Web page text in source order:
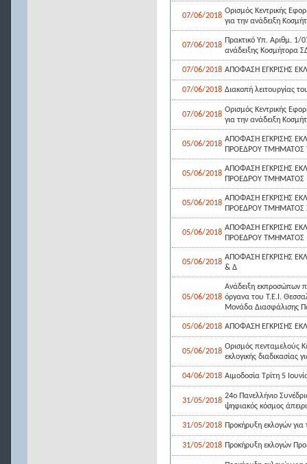
07/06/2018
Ορισμός Κεντρικής
για την ανάδειξη
07/06/2018
Πρακτικό Υπ. Αριθμ. 1/
ανάδειξης Κοσμήτορα
07/06/2018 ΑΠΟΦΑΣΗ ΕΓΚΡΙΣΗΣ
07/06/2018 Διακοπή λειτουργίας
07/06/2018
Ορισμός Κεντρικής
για την ανάδειξη
05/06/2018
ΑΠΟΦΑΣΗ ΕΓΚΡΙΣΗΣ
ΠΡΟΕΔΡΟΥ ΤΜΗΜΑΤΟΣ
05/06/2018
ΑΠΟΦΑΣΗ ΕΓΚΡΙΣΗΣ
ΠΡΟΕΔΡΟΥ
05/06/2018
ΑΠΟΦΑΣΗ ΕΓΚΡΙΣΗΣ
ΠΡΟΕΔΡΟΥ ΤΜΗΜΑΤΟΣ
05/06/2018
ΑΠΟΦΑΣΗ ΕΓΚΡΙΣΗΣ
ΠΡΟΕΔΡΟΥ ΤΜΗΜΑΤΟΣ
05/06/2018
ΑΠΟΦΑΣΗ ΕΓΚΡΙΣΗΣ
& Δ
05/06/2018
Ανάδειξη εκπροσώπων
όργανα του Τ.Ε.Ι.
Μονάδα Διασφάλισης
05/06/2018 ΑΠΟΦΑΣΗ ΕΓΚΡΙΣΗΣ
05/06/2018
Ορισμός πενταμελούς
εκλογικής διαδικασίας
04/06/2018 Αιμοδοσία Τρίτη 5
31/05/2018
24ο Πανελλήνιο
ψηφιακός κόσμος
31/05/2018 Προκήρυξη εκλογών
31/05/2018 Προκήρυξη εκλογών